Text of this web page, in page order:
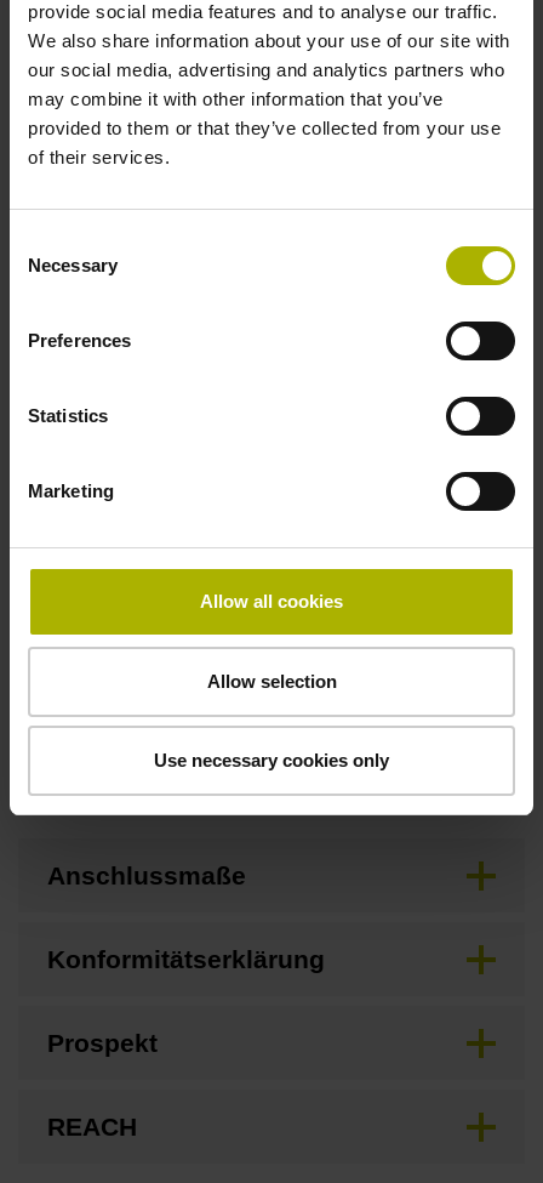
provide social media features and to analyse our traffic.
We also share information about your use of our site with
our social media, advertising and analytics partners who
may combine it with other information that you’ve
provided to them or that they’ve collected from your use
of their services.
Selection
Necessary
Preferences
Statistics
Marketing
Allow all cookies
Allow selection
Use necessary cookies only
Ausgangssignal
sinusförmige Spannungssignale (1 Vss)
separates Adapterkabel
Besonderheiten, Längenmessgerät
keine
Downloads / CAD / Montage
Anschlussmaße
Konformitätserklärung
Prospekt
REACH